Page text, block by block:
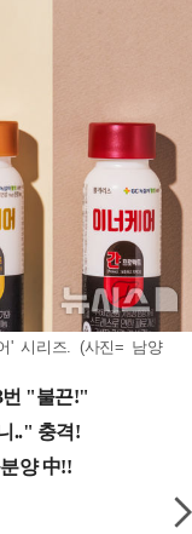
' 시리즈. (사진= 남양